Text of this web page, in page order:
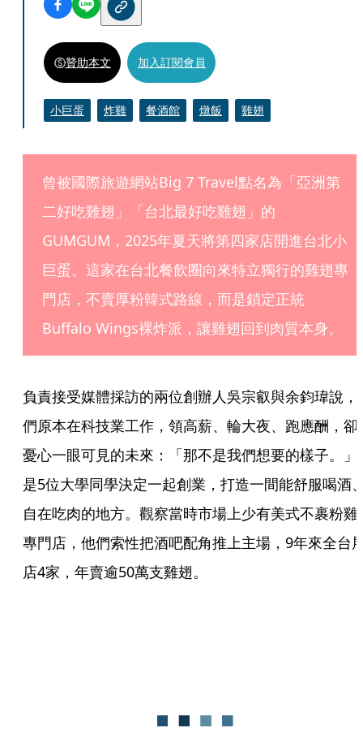
贊助本文 加入訂閱會員
小巨蛋 炸雞 餐酒館 燉飯 雞翅
曾被國際旅遊網站Big 7 Travel點名為「亞洲第
二好吃雞翅」「台北最好吃雞翅」的
GUMGUM，2025年夏天將第四家店開進台北小
巨蛋。這家在台北餐飲圈向來特立獨行的雞翅專
門店，不賣厚粉韓式路線，而是鎖定正統
Buffalo Wings裸炸派，讓雞翅回到肉質本身。
負責接受媒體採訪的兩位創辦人吳宗叡與余鈞瑋說，
們原本在科技業工作，領高薪、輪大夜、跑應酬，卻
憂心一眼可見的未來：「那不是我們想要的樣子。」
是5位大學同學決定一起創業，打造一間能舒服喝酒
自在吃肉的地方。觀察當時市場上少有美式不裹粉雞
專門店，他們索性把酒吧配角推上主場，9年來全台
店4家，年賣逾50萬支雞翅。